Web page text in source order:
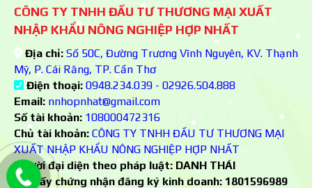
CÔNG TY TNHH ĐẦU TƯ THƯƠNG MẠI XUẤT
NHẬP KHẨU NÔNG NGHIỆP HỢP NHẤT
Địa chỉ:Số 50C, Đường Trương Vĩnh Nguyên, KV. Thạnh
Mỹ, P. Cái Răng, TP. Cần Thơ
Điện thoại: 0948.234.039 - 02926.504.888
Email: nnhopnhat@gmail.com
Số tài khoản: 108000472316
Chủ tài khoản: CÔNG TY TNHH ĐẦU TƯ THƯƠNG MẠI
XUẤT NHẬP KHẨU NÔNG NGHIỆP HỢP NHẤT
Người đại diện theo pháp luật: DANH THÁI
Số giấy chứng nhận đăng ký kinh doanh: 1801596989